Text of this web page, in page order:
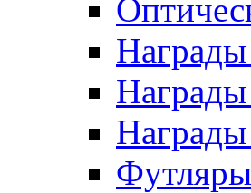
Награды
Награды
Футляры